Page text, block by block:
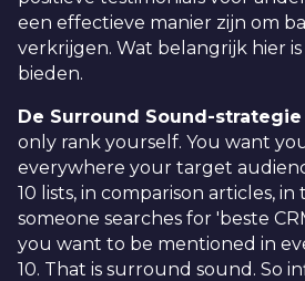
een effectieve manier zijn om
verkrijgen. Wat belangrijk hier
bieden.
De Surround Sound-strategie
only rank yourself. You want
everywhere your target
10 lists, in comparison articles,
someone searches for 'beste
you want to be mentioned in
10. That is surround sound. So